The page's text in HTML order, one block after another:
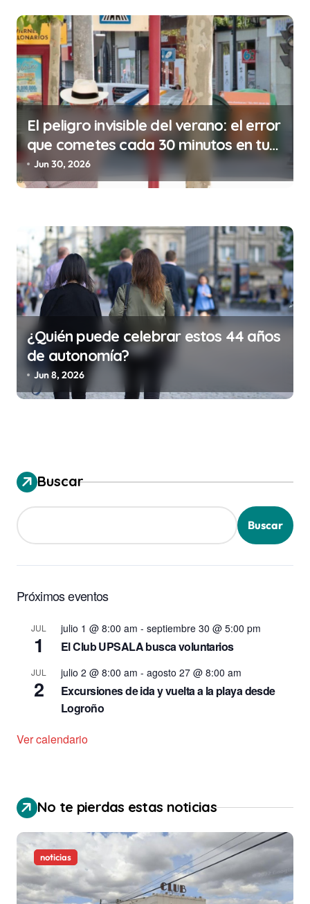
t
r
a
d
a
El peligro invisible del verano: el error
que cometes cada 30 minutos en tu
trabajo (y la ilegalidad que te puede
costar la vida)
Jun 30, 2026
¿Quién puede celebrar estos 44 años
de autonomía?
Jun 8, 2026
Buscar
Buscar
Próximos eventos
JUL
1
julio 1 @ 8:00 am - septiembre 30 @ 5:00 pm
El Club UPSALA busca voluntarios
JUL
2
julio 2 @ 8:00 am - agosto 27 @ 8:00 am
Excursiones de ida y vuelta a la playa desde
Logroño
Ver calendario
No te pierdas estas noticias
noticias